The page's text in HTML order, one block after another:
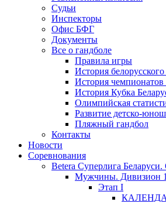
Судьи
Инспекторы
Офис БФГ
Документы
Все о гандболе
Правила игры
История белорусского
История чемпионатов
История Кубка
Олимпийская
Развитие детско-
Пляжный гандбол
Контакты
Новости
Соревнования
Betera Суперлига
Мужчины. Дивизион 1
Этап I